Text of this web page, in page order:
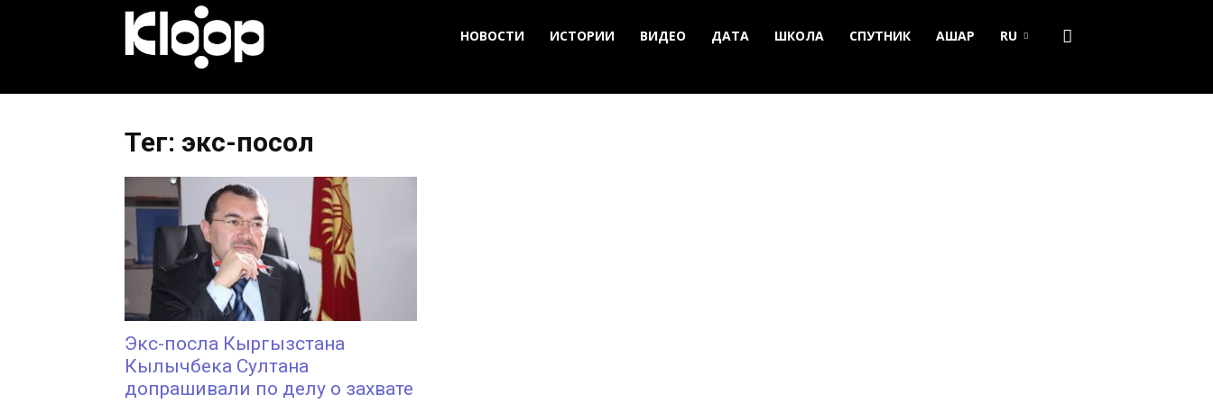
Новости
Кыргызстана
НОВОСТИ ИСТОРИИ ВИДЕО ДАТА ШКОЛА СПУТНИК АШАР RU
Тег: экс-посол
Экс-посла Кыргызстана
Кылычбека Султана
допрашивали по делу о захвате